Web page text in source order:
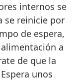
internos se
se reinicie por
de espera,
a
de que la
unos